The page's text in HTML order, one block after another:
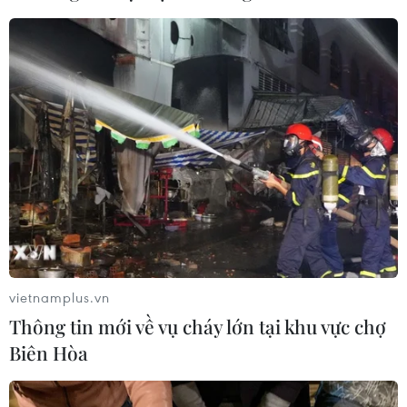
04/08/2026 04:13
Máy bay chở khách nội địa đầu tiên
của Nga hoàn tất chuyến bay thử
nghiệm
04/08/2026 01:25
Bí mật sau những chung cư không
niên hạn ở Pháp
04/08/2026 01:03
Ukraine tiếp tục dội UAV vào
Nga
vietnamplus.vn
Thông tin mới về vụ cháy lớn tại khu vực chợ
Biên Hòa